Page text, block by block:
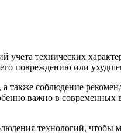
технических
повреждению или
соблюдение
важно в
технологий, чтобы